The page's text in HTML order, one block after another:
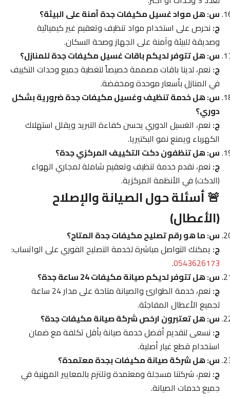
س: هل مواد غسيل مكيفات جدة آمنة على البيئة؟
ج: نحرص على استخدام مواد تنظيف وتعقيم غير كيميائية
وصديقة للبيئة وآمنة على الجهاز وصحة السكان.
س: هل تتوفر لديكم باقات غسيل مكيفات جدة للمنازل؟
ج: نعم، لدينا باقات مصممة خصيصاً لتغطية جميع وحدات التكييف
في المنازل بأسعار موحدة ومخفضة.
س: هل خدمة تنظيف وغسيل مكيفات جدة ضرورية بشكل
دوري؟
ج: نعم، الغسيل الدوري يحسن كفاءة التبريد ويقلل استهلاك
الكهرباء ويمنع نمو البكتيريا.
س: هل تنظفون دكت التكييف المركزي جدة؟
ج: نعم، نقدم خدمة تنظيف وتعقيم شاملة لمجاري الهواء
(الدكت) في الأنظمة المركزية.
🚨 أسئلة حول الصيانة والإصلاح
(الأعطال)
س: ما هو رقم تصليح مكيفات جدة المتاح؟
ج: يمكنك التواصل مباشرة لخدمة التصليح الفوري على الواتساب:
0543626173
.
س: هل تتوفر لديكم صيانة مكيفات 24 ساعة جدة؟
ج:
نعم، خدمة الطوارئ والصيانة متاحة على مدار 24 ساعة
لجميع الأعطال المفاجئة.
س: هل تعتبرون ارخص شركة صيانة مكيفات جدة؟
ج: نسعى لتقديم أفضل خدمة صيانة بأقل تكلفة مع ضمان
استخدام قطع غيار أصلية.
س: هل شركة صيانة مكيفات بجدة معتمدة؟
ج: نعم، شركتنا مسجلة ومعتمدة وتلتزم بالمعايير المهنية في
جميع خدمات الصيانة.